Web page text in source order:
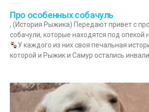
Про особенных собачуль
, (История Рыжика) Передают привет с
собачули, которые находятся под опекой
У каждого из них своя печальная
которой и Рыжик и Самур остались